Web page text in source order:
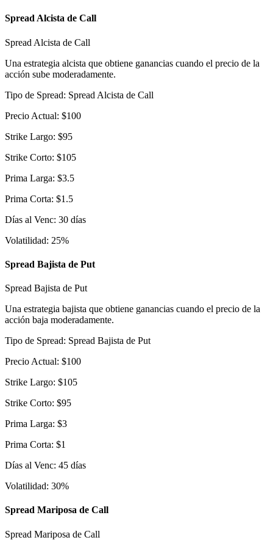
Spread Alcista de Call
Spread Alcista de Call
Una estrategia alcista que obtiene ganancias cuando el precio de la
acción sube moderadamente.
Tipo de Spread: Spread Alcista de Call
Precio Actual: $100
Strike Largo: $95
Strike Corto: $105
Prima Larga: $3.5
Prima Corta: $1.5
Días al Venc: 30 días
Volatilidad: 25%
Spread Bajista de Put
Spread Bajista de Put
Una estrategia bajista que obtiene ganancias cuando el precio de la
acción baja moderadamente.
Tipo de Spread: Spread Bajista de Put
Precio Actual: $100
Strike Largo: $105
Strike Corto: $95
Prima Larga: $3
Prima Corta: $1
Días al Venc: 45 días
Volatilidad: 30%
Spread Mariposa de Call
Spread Mariposa de Call